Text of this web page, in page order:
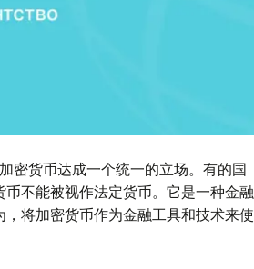
密货币达成一个统一的立场。有的国
不能被视作法定货币。它是一种金融
将加密货币作为金融工具和技术来使